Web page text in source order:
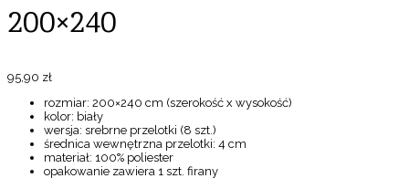
200×240
95,90 zł
rozmiar: 200×240 cm (szerokość x wysokość)
kolor: biały
wersja: srebrne przelotki (8 szt.)
średnica wewnętrzna przelotki: 4 cm
materiał: 100% poliester
opakowanie zawiera 1 szt. firany